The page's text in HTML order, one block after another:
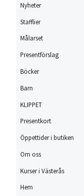
Nyheter
Stafflier
Målarset
Presentförslag
Böcker
Barn
KLIPPET
Presentkort
Öppettider i butiken
Om oss
Kurser i Västerås
Hem